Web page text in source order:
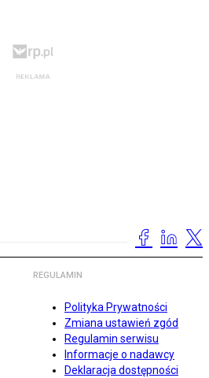
REGULAMIN
Polityka Prywatności
Zmiana ustawień zgód
Regulamin serwisu
Informacje o nadawcy
Deklaracja dostępności